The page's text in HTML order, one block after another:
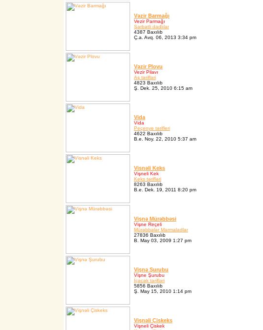
Vəzir Barmağı
Vezir Parmağı
Şərbətli dadlılar
4387 Baxılıb
Ç.a. Avq. 06, 2013 3:34 pm
Vəzir Plovu
Vezir Pilavı
Aş tərifləri
4823 Baxılıb
Ş. Dek. 25, 2010 6:15 am
Vida
Vida
Peçenye tərifleri
4622 Baxılıb
B.e. Noy. 22, 2010 5:37 am
Visnəli Keks
Vişneli Kek
Keks tərifləri
8263 Baxılıb
B.e. Dek. 19, 2011 8:20 pm
Vişnə Mürəbbəsi
Vişne Reçeli
Mürəbbələr Marmaladlar
27836 Baxılıb
B. May 03, 2009 1:27 pm
Vişnə Şurubu
Vişne Şurubu
İçəcək tərifləri
5856 Baxılıb
Ş. May 15, 2010 1:14 pm
Vişnəli Çiskeks
Vişneli Çiskek